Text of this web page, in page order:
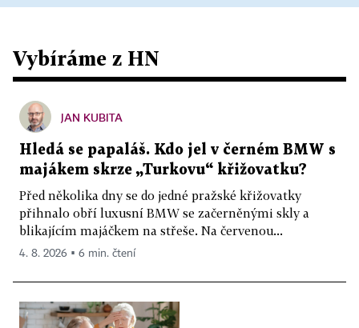
Vybíráme z HN
JAN KUBITA
Hledá se papaláš. Kdo jel v černém BMW s
majákem skrze „Turkovu“ křižovatku?
Před několika dny se do jedné pražské křižovatky
přihnalo obří luxusní BMW se začerněnými skly a
blikajícím majáčkem na střeše. Na červenou...
4. 8. 2026 ▪ 6 min. čtení